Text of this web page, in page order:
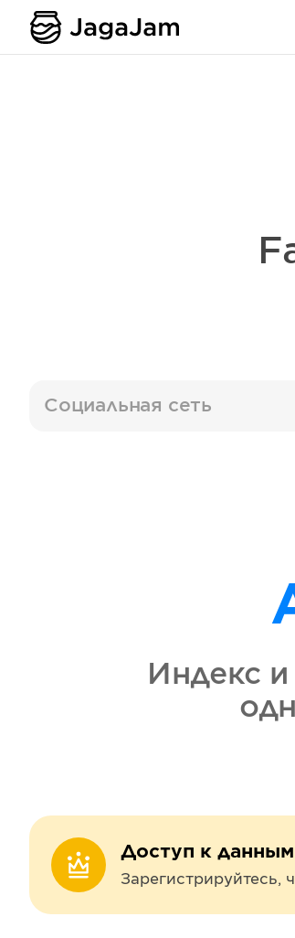
Социальная сеть
Индекс
Доступ к
Зарегистрируйтесь,